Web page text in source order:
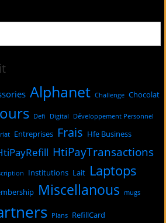
Alphanet Challenge Chocolat
Defi Digital Développement Personnel
Entreprises Frais Hfe Business
HtiPayTransactions
Institutions Lait Laptops
Miscellanous mugs
Plans RefillCard